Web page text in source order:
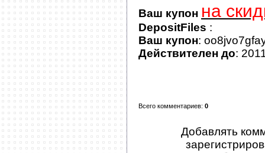
Ваш купон на
DepositFiles :
Ваш купон:
Действителен до:
Всего комментариев: 0
Добавлять